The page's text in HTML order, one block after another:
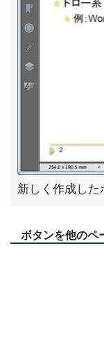
新しく作成し
ボタンを他のペ